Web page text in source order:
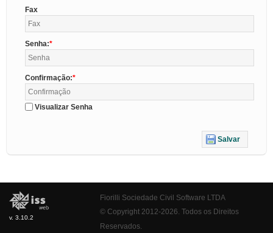
Fax
Senha:
Confirmação:
Visualizar Senha
Salvar
v. 3.10.2
Fiorilli Sociedade Civil Software LTDA
© Copyright 2012-2026. Todos os Direitos
Reservados.